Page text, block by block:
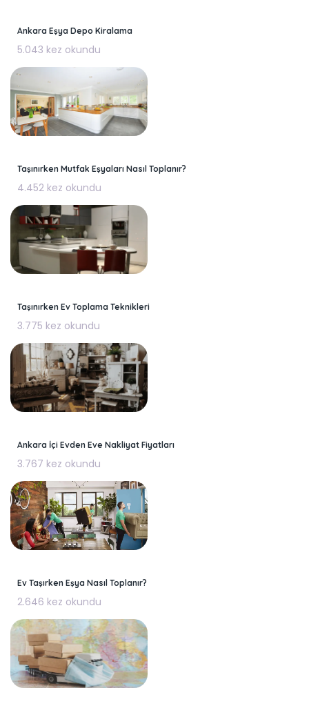
Ankara Eşya Depo Kiralama
5.043 kez okundu
Taşınırken Mutfak Eşyaları Nasıl Toplanır?
4.452 kez okundu
Taşınırken Ev Toplama Teknikleri
3.775 kez okundu
Ankara İçi Evden Eve Nakliyat Fiyatları
3.767 kez okundu
Ev Taşırken Eşya Nasıl Toplanır?
2.646 kez okundu